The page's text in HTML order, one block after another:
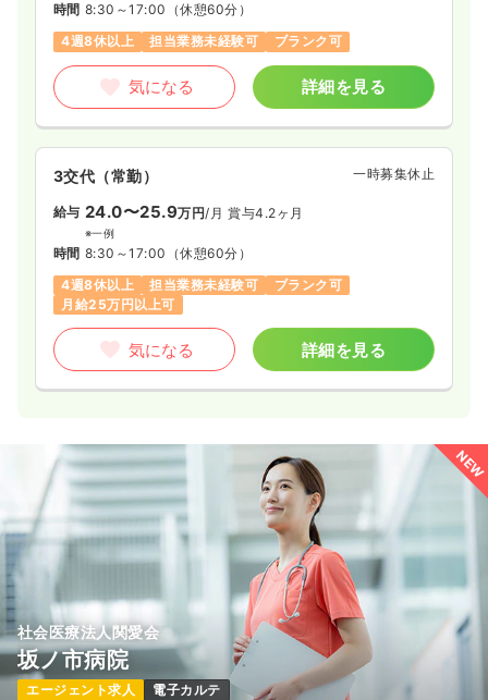
時間 8:30～17:00 （休憩60分）
4週8休以上
担当業務未経験可 ブランク可
気になる 詳細を見る
3交代（常勤） 一時募集休止
給与 24.0〜25.9万円/月 賞与4.2ヶ月
※一例
時間 8:30～17:00 （休憩60分）
4週8休以上
担当業務未経験可
ブランク可
月給25万円以上可
気になる 詳細を見る
NEW
社会医療法人関愛会
坂ノ市病院
エージェント求人 電子カルテ